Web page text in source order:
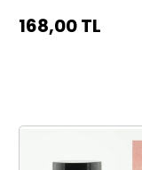
168,00 TL